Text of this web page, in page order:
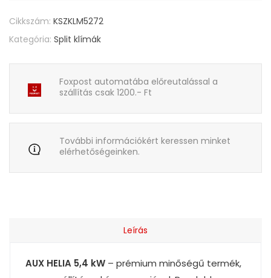
Cikkszám: KSZKLM5272
Kategória: Split klímák
Foxpost automatába előreutalással a
szállítás csak 1200.- Ft
További információkért keressen minket
elérhetőségeinken.
Leírás
AUX HELIA 5,4 kW – prémium minőségű termék,